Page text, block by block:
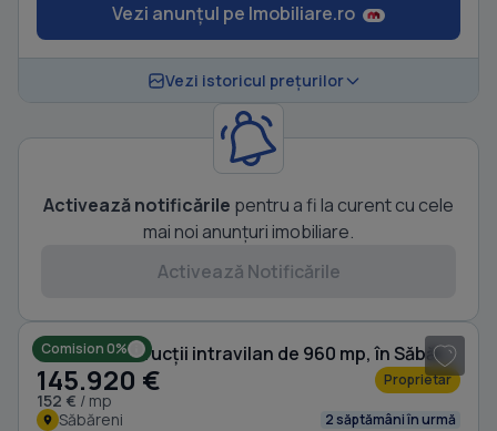
Vezi anunțul pe Imobiliare.ro
Vezi istoricul prețurilor
Activează notificările pentru a fi la curent cu cele
mai noi anunțuri imobiliare.
Activează Notificările
Comision 0% Teren Construcții intravilan de 960 mp, în Săbăreni
145.920 €
152 € / mp
Proprietar
Săbăreni 2 săptămâni în urmă